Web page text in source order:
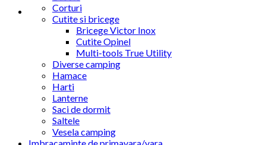
Corturi
Cutite si bricege
Bricege Victor Inox
Cutite Opinel
Multi-tools True Utility
Diverse camping
Hamace
Harti
Lanterne
Saci de dormit
Saltele
Vesela camping